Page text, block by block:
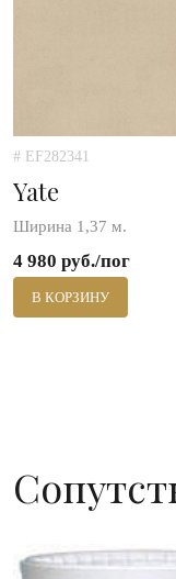
# EF282341
Yate
Ширина 1,37 м.
4 980 руб./пог
В КОРЗИНУ